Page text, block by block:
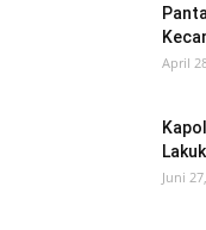
April
Juni